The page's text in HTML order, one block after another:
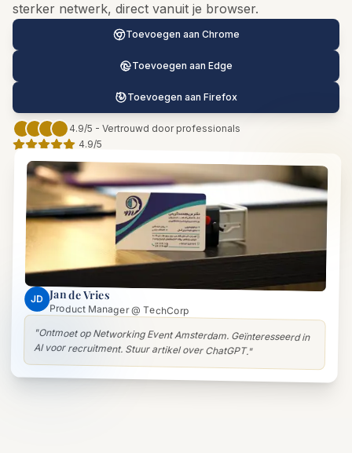
sterker netwerk, direct vanuit je browser.
Toevoegen aan Chrome
Toevoegen aan Edge
Toevoegen aan Firefox
4.9/5 - Vertrouwd door professionals
4.9/5
JD Jan de Vries
Product Manager @ TechCorp
"Ontmoet op Networking Event Amsterdam. Geïnteresseerd in
AI voor recruitment. Stuur artikel over ChatGPT."